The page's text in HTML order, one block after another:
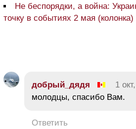
Не беспорядки, а война:
точку в событиях 2 мая (колонка)
добрый_дядя 1
молодцы, спасибо Вам.
Ответить